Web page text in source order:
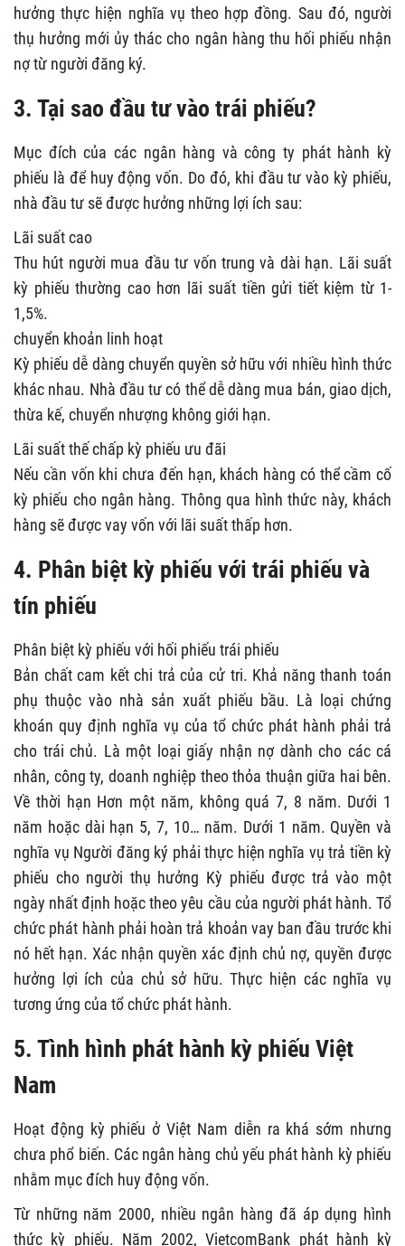
hưởng thực hiện nghĩa vụ theo hợp đồng. Sau đó, người
thụ hưởng mới ủy thác cho ngân hàng thu hối phiếu nhận
nợ từ người đăng ký.
3. Tại sao đầu tư vào trái phiếu?
Mục đích của các ngân hàng và công ty phát hành kỳ
phiếu là để huy động vốn. Do đó, khi đầu tư vào kỳ phiếu,
nhà đầu tư sẽ được hưởng những lợi ích sau:
Lãi suất cao
Thu hút người mua đầu tư vốn trung và dài hạn. Lãi suất
kỳ phiếu thường cao hơn lãi suất tiền gửi tiết kiệm từ 1-
1,5%.
chuyển khoản linh hoạt
Kỳ phiếu dễ dàng chuyển quyền sở hữu với nhiều hình thức
khác nhau. Nhà đầu tư có thể dễ dàng mua bán, giao dịch,
thừa kế, chuyển nhượng không giới hạn.
Lãi suất thế chấp kỳ phiếu ưu đãi
Nếu cần vốn khi chưa đến hạn, khách hàng có thể cầm cố
kỳ phiếu cho ngân hàng. Thông qua hình thức này, khách
hàng sẽ được vay vốn với lãi suất thấp hơn.
4. Phân biệt kỳ phiếu với trái phiếu và
tín phiếu
Phân biệt kỳ phiếu với hối phiếu trái phiếu
Bản chất cam kết chi trả của cử tri. Khả năng thanh toán
phụ thuộc vào nhà sản xuất phiếu bầu. Là loại chứng
khoán quy định nghĩa vụ của tổ chức phát hành phải trả
cho trái chủ. Là một loại giấy nhận nợ dành cho các cá
nhân, công ty, doanh nghiệp theo thỏa thuận giữa hai bên.
Về thời hạn Hơn một năm, không quá 7, 8 năm. Dưới 1
năm hoặc dài hạn 5, 7, 10… năm. Dưới 1 năm. Quyền và
nghĩa vụ Người đăng ký phải thực hiện nghĩa vụ trả tiền kỳ
phiếu cho người thụ hưởng Kỳ phiếu được trả vào một
ngày nhất định hoặc theo yêu cầu của người phát hành. Tổ
chức phát hành phải hoàn trả khoản vay ban đầu trước khi
nó hết hạn. Xác nhận quyền xác định chủ nợ, quyền được
hưởng lợi ích của chủ sở hữu. Thực hiện các nghĩa vụ
tương ứng của tổ chức phát hành.
5. Tình hình phát hành kỳ phiếu Việt
Nam
Hoạt động kỳ phiếu ở Việt Nam diễn ra khá sớm nhưng
chưa phổ biến. Các ngân hàng chủ yếu phát hành kỳ phiếu
nhằm mục đích huy động vốn.
Từ những năm 2000, nhiều ngân hàng đã áp dụng hình
thức kỳ phiếu. Năm 2002, VietcomBank phát hành kỳ